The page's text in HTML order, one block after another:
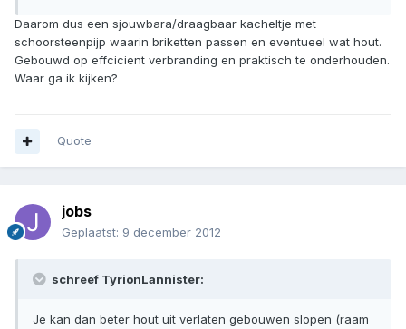
Daarom dus een sjouwbara/draagbaar kacheltje met
schoorsteenpijp waarin briketten passen en eventueel wat hout.
Gebouwd op effcicient verbranding en praktisch te onderhouden.
Waar ga ik kijken?
Quote
jobs
Geplaatst: 9 december 2012
schreef TyrionLannister:
Je kan dan beter hout uit verlaten gebouwen slopen (raam